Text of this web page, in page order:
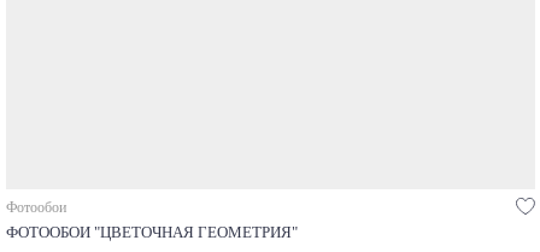
Фотообои
ФОТООБОИ "ЦВЕТОЧНАЯ ГЕОМЕТРИЯ"